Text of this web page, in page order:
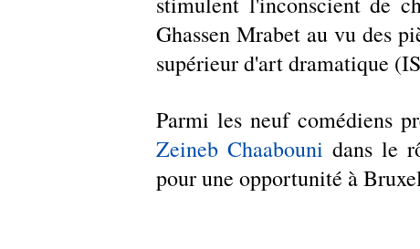
Ghassen Mrabet au vu des
supérieur d'art dramatique
Zeineb Chaabouni dans le
pour une opportunité à